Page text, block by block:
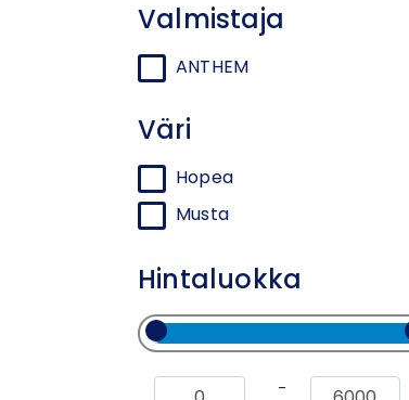
Valmistaja
ANTHEM
Väri
Hopea
Musta
Hintaluokka
-